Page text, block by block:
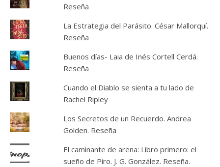
Reseña
La Estrategia del Parásito. César Mallorquí.
Reseña
Buenos días- Laia de Inés Cortell Cerdá.
Reseña
Cuando el Diablo se sienta a tu lado de
Rachel Ripley
Los Secretos de un Recuerdo. Andrea
Golden. Reseña
El caminante de arena: Libro primero: el
sueño de Piro. J. G. González. Reseña.